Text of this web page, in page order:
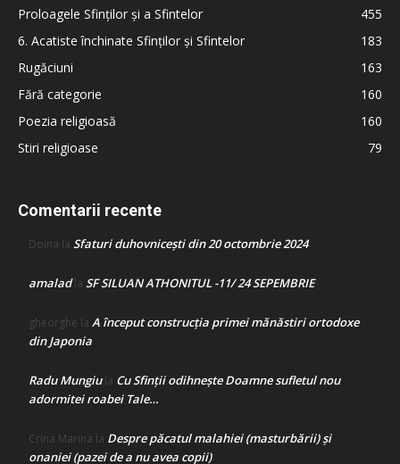
Proloagele Sfinților și a Sfintelor
455
6. Acatiste închinate Sfinților și Sfintelor
183
Rugăciuni
163
Fără categorie
160
Poezia religioasă
160
Stiri religioase
79
Comentarii recente
Doina la Sfaturi duhovnicești din 20 octombrie 2024
amaladla SF SILUAN ATHONITUL -11/ 24 SEPEMBRIE
gheorghe la A început construcţia primei mănăstiri ortodoxe
din Japonia
Radu Mungiula Cu Sfinții odihnește Doamne sufletul nou
adormitei roabei Tale…
Crina Marina la Despre păcatul malahiei (masturbării) şi
onaniei (pazei de a nu avea copii)